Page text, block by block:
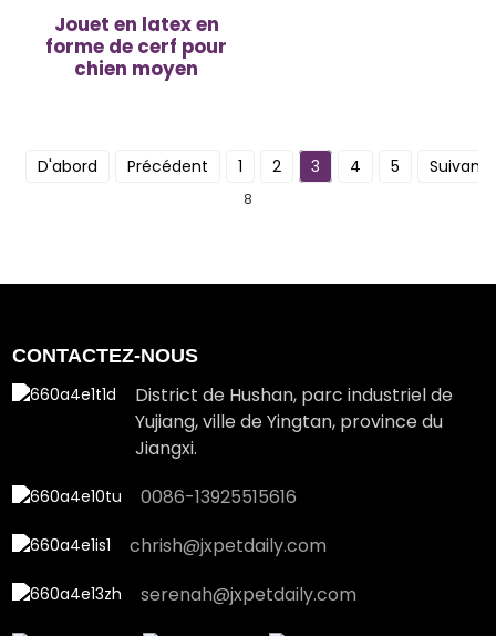
Jouet en latex en
forme de cerf pour
chien moyen
D'abord Précédent 1 2 3 4 5 Suivant
8
CONTACTEZ-NOUS
District de Hushan, parc industriel de
Yujiang, ville de Yingtan, province du
Jiangxi.
0086-13925515616
chrish@jxpetdaily.com
serenah@jxpetdaily.com